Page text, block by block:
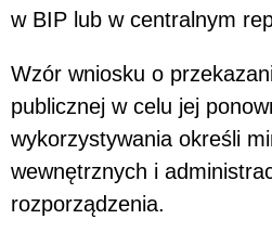
w BIP lub w centralnym
Wzór wniosku o
publicznej w celu jej
wykorzystywania określi
wewnętrznych i
rozporządzenia.